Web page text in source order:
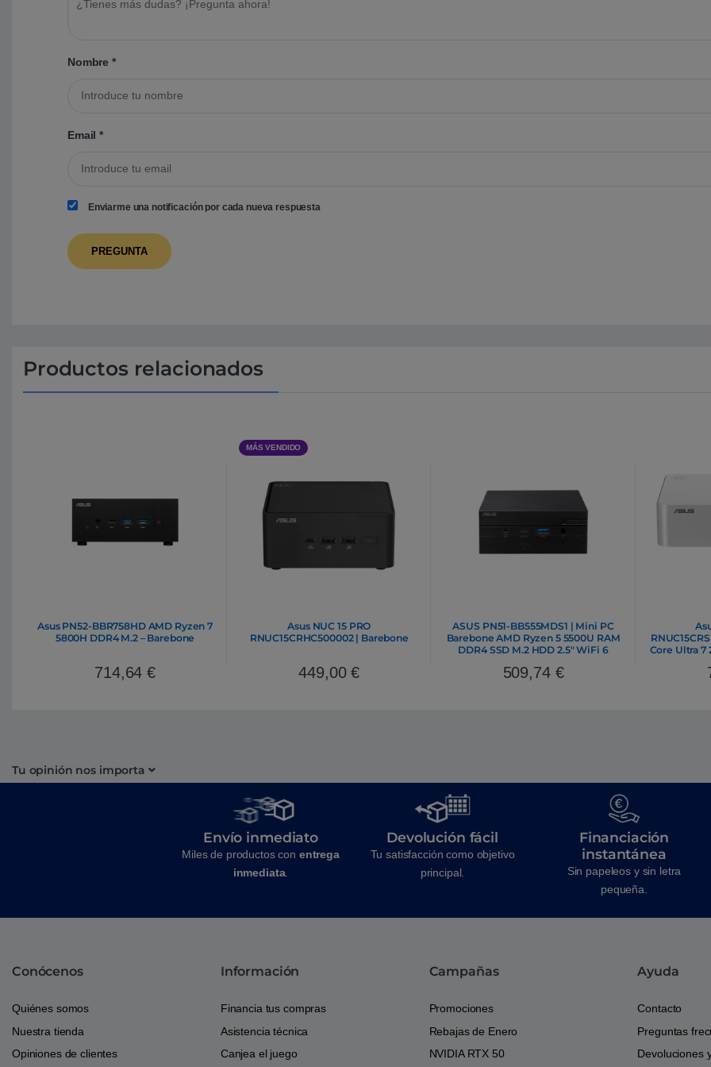
Nombre*
Email*
Enviarme una notificación por cada nueva respuesta
Productos relacionados
Asus PN52-BBR758HD AMD Ryzen 7
5800H DDR4 M.2 – Barebone
714,64€
MÁS VENDIDO
Asus NUC 15 PRO
RNUC15CRHC500002 | Barebone
449,00€
ASUS PN51-BB555MDS1 | Mini PC
Barebone AMD Ryzen 5 5500U RAM
DDR4 SSD M.2 HDD 2.5″ WiFi 6
509,74 €
Core Ultra 7
Tu opinión nos importa
Envío inmediato
Miles de productos con entrega
inmediata.
Devolución fácil
Tu satisfacción como objetivo
principal.
Financiación
instantánea
Sin papeleos y sin letra
pequeña.
Conócenos
Quiénes somos
Nuestra tienda
Opiniones de clientes
Información
Financia tus compras
Asistencia técnica
Canjea el juego
Campañas
Promociones
Rebajas de Enero
NVIDIA RTX 50
Ayuda
Contacto
Preguntas
Devoluciones